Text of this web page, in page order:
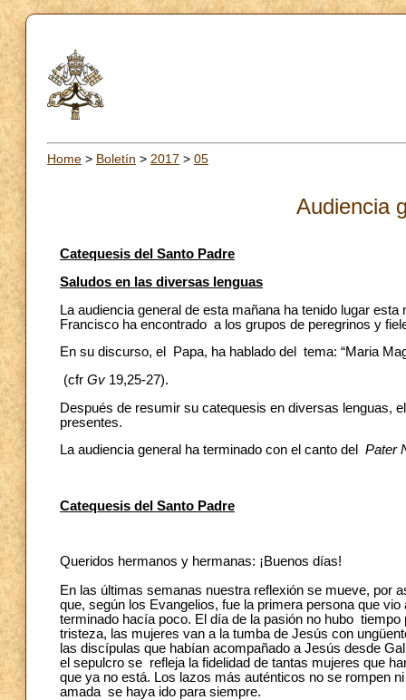
Home > Boletín > 2017 > 05
Audiencia
Catequesis del Santo Padre
Saludos en las diversas lenguas
La audiencia general de esta mañana ha tenido lugar
Francisco ha encontrado a los grupos de peregrinos y
En su discurso, el Papa, ha hablado del tema: “Maria
(cfr Gv 19,25-27).
Después de resumir su catequesis en diversas lenguas,
presentes.
La audiencia general ha terminado con el canto del Pater
Catequesis del Santo Padre
Queridos hermanos y hermanas: ¡Buenos días!
En las últimas semanas nuestra reflexión se mueve, por
que, según los Evangelios, fue la primera persona que
terminado hacía poco. El día de la pasión no hubo
tristeza, las mujeres van a la tumba de Jesús con
las discípulas que habían acompañado a Jesús desde
el sepulcro se refleja la fidelidad de tantas mujeres que
que ya no está. Los lazos más auténticos no se rompen
amada se haya ido para siempre.